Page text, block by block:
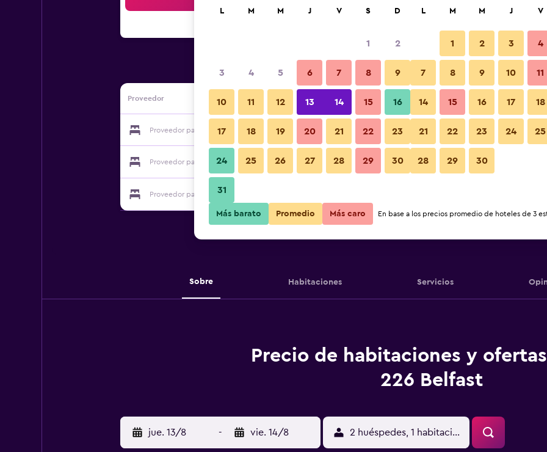
Proveedor
Proveedor para No. 226 Belfast Ver precios
Proveedor para No. 226 Belfast Ver precios
Proveedor para No. 226 Belfast
Sobre Habitaciones Servicios
Precio de habitaciones y
226 Belfast
jue. 13/8 - vie. 14/8 2 huéspedes, 1 habitación
L M M J V S D
1 2
3 4 5 6 7 8 9
10 11 12 13 14 15 16
17 18 19 20 21 22 23
24 25 26 27 28 29 30
31
L M M J V
1 2 3 4
7 8 9 10 11
14 15 16 17 18
21 22 23 24 25
28 29 30
Más barato Promedio Más caro En base a los precios promedio de hoteles de 3